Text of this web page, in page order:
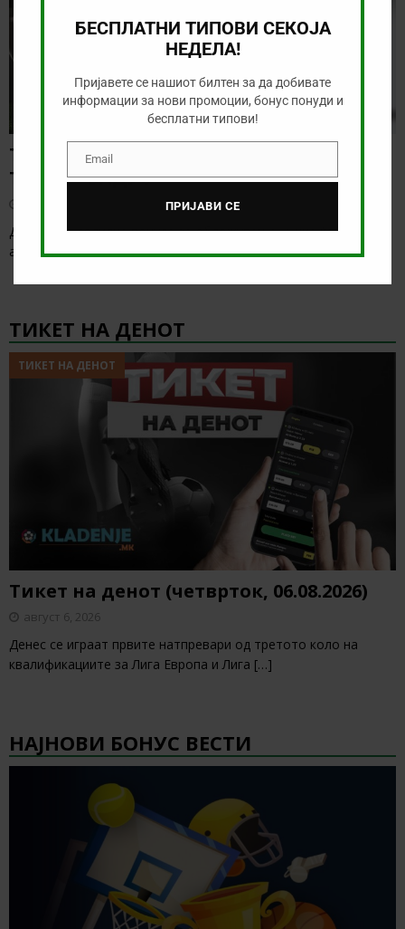
ТИП НА ДЕНОТ (06.08.2026, 17:00) ИНТЕР
ТУРКУ – ВАДУС
Денес има солидна понуда за обложување, а ние ќе го
анализираме дуелот од Конференциската лига[…]
ТИКЕТ НА ДЕНОТ
ТИКЕТ НА ДЕНОТ
Тикет на денот (четврток, 06.08.2026)
август 6, 2026
Денес се играат првите натпревари од третото коло на
квалификациите за Лига Европа и Лига […]
НАЈНОВИ БОНУС ВЕСТИ
БЕСПЛАТНИ ТИПОВИ СЕКОЈА
НЕДЕЛА!
Пријавете се нашиот билтен за да добивате
информации за нови промоции, бонус понуди и
бесплатни типови!
EmailEmail
ПРИЈАВИ СЕ